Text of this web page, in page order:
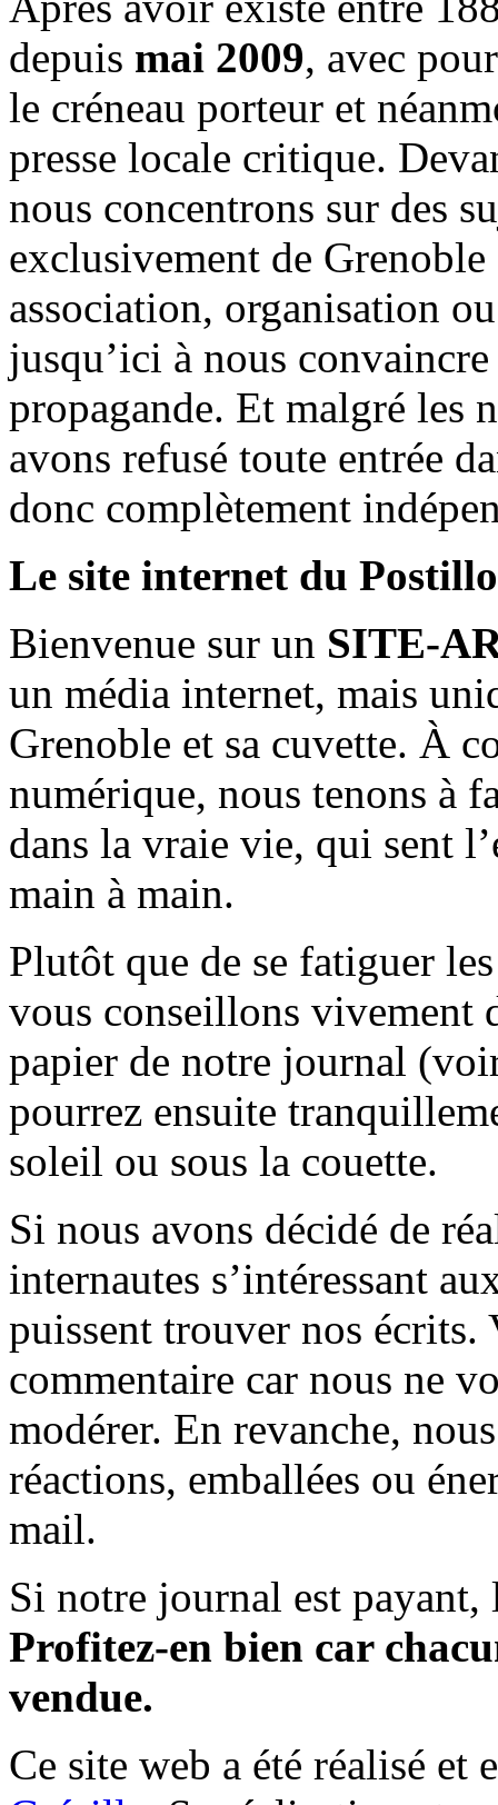
depuis mai 2009, avec
le créneau porteur et
presse locale critique.
nous concentrons sur des
exclusivement de
association, organisation
jusqu’ici à nous
propagande. Et malgré les
avons refusé toute entrée
donc complètement
Le site internet du
Bienvenue sur un SITE-
un média internet, mais
Grenoble et sa cuvette. À
numérique, nous tenons à
dans la vraie vie, qui sent
main à main.
Plutôt que de se fatiguer
vous conseillons vivement
papier de notre journal
pourrez ensuite
soleil ou sous la couette.
Si nous avons décidé de
internautes s’intéressant
puissent trouver nos écrits.
commentaire car nous ne
modérer. En revanche,
réactions, emballées ou
mail.
Si notre journal est payant,
Profitez-en bien car
vendue.
Ce site web a été réalisé et